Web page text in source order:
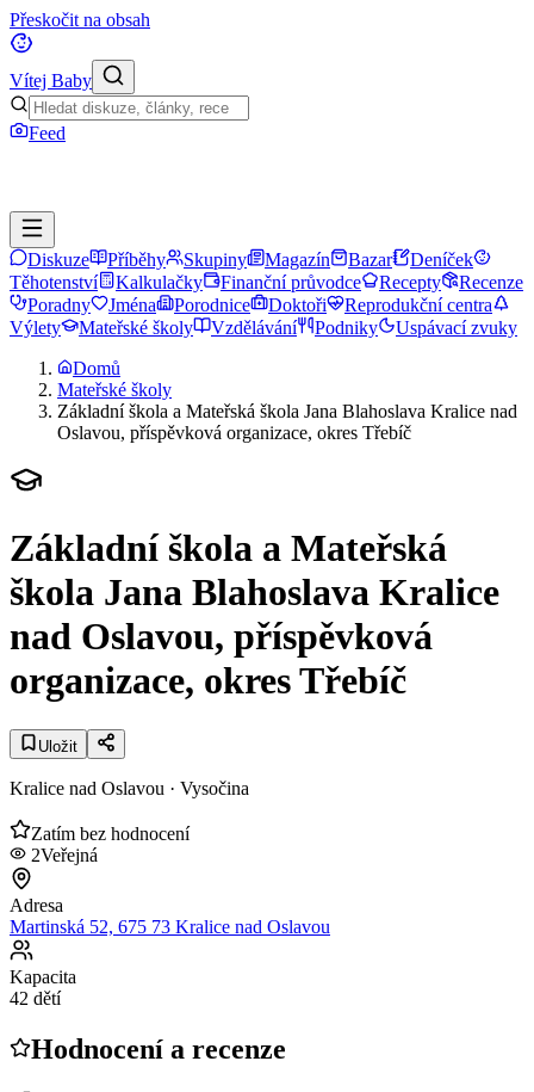
Přeskočit na obsah
Vítej Baby
Feed
Diskuze Příběhy Skupiny Magazín Bazar
Deníček
Těhotenství
Kalkulačky Finanční průvodce Recepty
Recenze
Poradny
Jména Porodnice Doktoři
Reprodukční centra
Výlety
Mateřské školy Vzdělávání Podniky
Uspávací zvuky
Domů
Mateřské školy
Základní škola a Mateřská škola Jana Blahoslava Kralice nad
Oslavou, příspěvková organizace, okres Třebíč
Základní škola a Mateřská
škola Jana Blahoslava Kralice
nad Oslavou, příspěvková
organizace, okres Třebíč
Uložit
Kralice nad Oslavou · Vysočina
Zatím bez hodnocení
2Veřejná
Adresa
Martinská 52, 675 73 Kralice nad Oslavou
Kapacita
42 dětí
Hodnocení a recenze